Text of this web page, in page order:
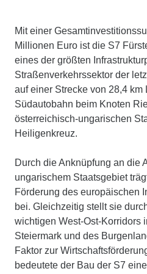
Mit einer
Millionen Euro ist die S7
eines der größten
Straßenverkehrssektor der
auf einer Strecke von 28,4 km
Südautobahn beim Knoten
österreichisch-ungarischen
Heiligenkreuz.
Durch die Anknüpfung an die
ungarischem Staatsgebiet
Förderung des europäischen
bei. Gleichzeitig stellt sie
wichtigen West-Ost-Korridors
Steiermark und des
Faktor zur
bedeutete der Bau der S7